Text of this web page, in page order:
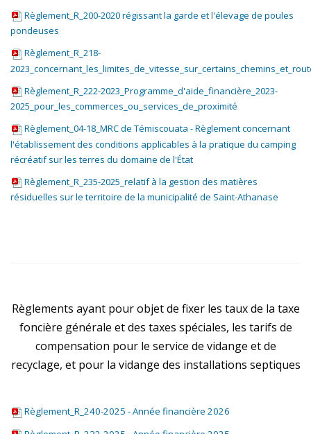
Règlement_R_200-2020 régissant la garde et l'élevage de poules
pondeuses
Règlement_R_218-
Règlement_R_222-2023_Programme_d'aide_financière_2023-
2025_pour_les_commerces_ou_services_de_proximité
Règlement_04-18_MRC de Témiscouata - Règlement concernant
l'établissement des conditions applicables à la pratique du camping
récréatif sur les terres du domaine de l'État
Règlement_R_235-2025_relatif à la gestion des matières
résiduelles sur le territoire de la municipalité de Saint-Athanase
Règlements ayant pour objet de fixer les taux de la taxe
foncière générale et des taxes spéciales, les tarifs de
compensation pour le service de vidange et de
recyclage, et pour la vidange des installations septiques
Règlement_R_240-2025 - Année financière 2026